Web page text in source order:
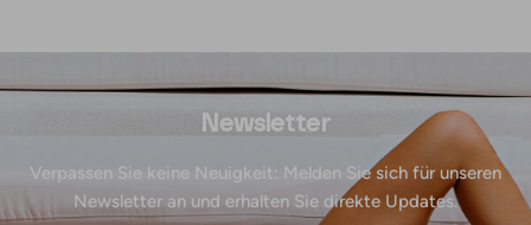
Newsletter
Verpassen Sie keine Neuigkeit: Melden Sie sich für unseren
Newsletter an und erhalten Sie direkte Updates.